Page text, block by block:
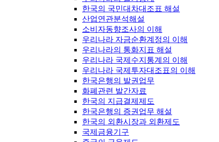
한국의 국민대차대조표 해설
산업연관분석해설
소비자동향조사의 이해
우리나라 자금순환계정의 이해
우리나라의 통화지표 해설
우리나라 국제수지통계의 이해
우리나라 국제투자대조표의 이해
한국은행의 발권업무
화폐관련 발간자료
한국의 지급결제제도
한국은행의 증권업무 해설
한국의 외환시장과 외환제도
국제금융기구